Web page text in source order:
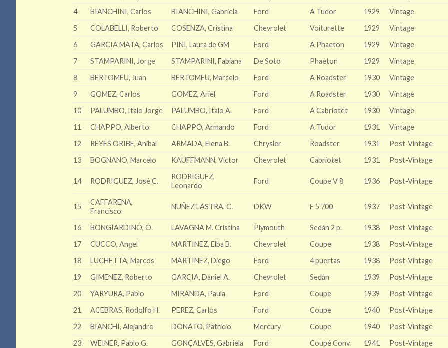
4
BIANCHINI, Carlos BIANCHINI, Gabriela Ford A Tudor 1929
Vintage
5
COLABELLI, Roberto COSENZA, Cristina Chevrolet Voiturette 1929
Vintage
6
GARCIA MATA, Carlos PINI, Laura de GM Ford A Phaeton 1929
Vintage
7
STAMPARINI, Jorge STAMPARINI, Fabiana De Soto Phaeton 1929
Vintage
8
BERTOMEU, Juan BERTOMEU, Marcelo Ford A Roadster 1930
Vintage
9
GOMEZ, Carlos GOMEZ, Ariel Ford A Roadster 1930
Vintage
10
PALUMBO, Italo Jorge PALUMBO, Italo A. Ford A Cabriotet 1930
Vintage
11
CHAPPO, Alberto CHAPPO, Armando Ford A Tudor 1931
Vintage
12
REYES ORIBE, Anibal ARMADA, Elena B. Chrysler Roadster 1931
Post-Vintage
13
BOGNANO, Marcelo KAUFFMANN, Victor Chevrolet Cabriotet 1931 Post-Vintage
14 RODRIGUEZ, José C.
RODRIGUEZ,
Leonardo
Ford Coupe V 8 1936 Post-Vintage
15
CAFFARENA,
Francisco
NUÑEZ LASTRA, C. DKW F 5 700 1937 Post-Vintage
16 BONGIARDINO, O. LAVAGNA M. Cristina Plymouth Sedán 2 p. 1938
Post-Vintage
17
CUCCO, Angel MARTINEZ, Elba B. Chevrolet Coupe 1938
Post-Vintage
18
LUCHETTA, Marcos MARTINEZ, Diego Ford 4 puertas 1938
Post-Vintage
19
GIMENEZ, Roberto GARCIA, Daniel A. Chevrolet Sedán 1939
Post-Vintage
20
YARYURA, Pablo MIRANDA, Paula Ford Coupe 1939
Post-Vintage
21
ACEBRAS, Rodolfo H. PEREZ, Carlos Ford Coupe 1940
Post-Vintage
22
BIANCHI, Alejandro DONATO, Patricio Mercury Coupe 1940
Post-Vintage
23
WEINER, Pablo G. GONÇALVES, Gabriela Ford Coupé Conv. 1941
Post-Vintage